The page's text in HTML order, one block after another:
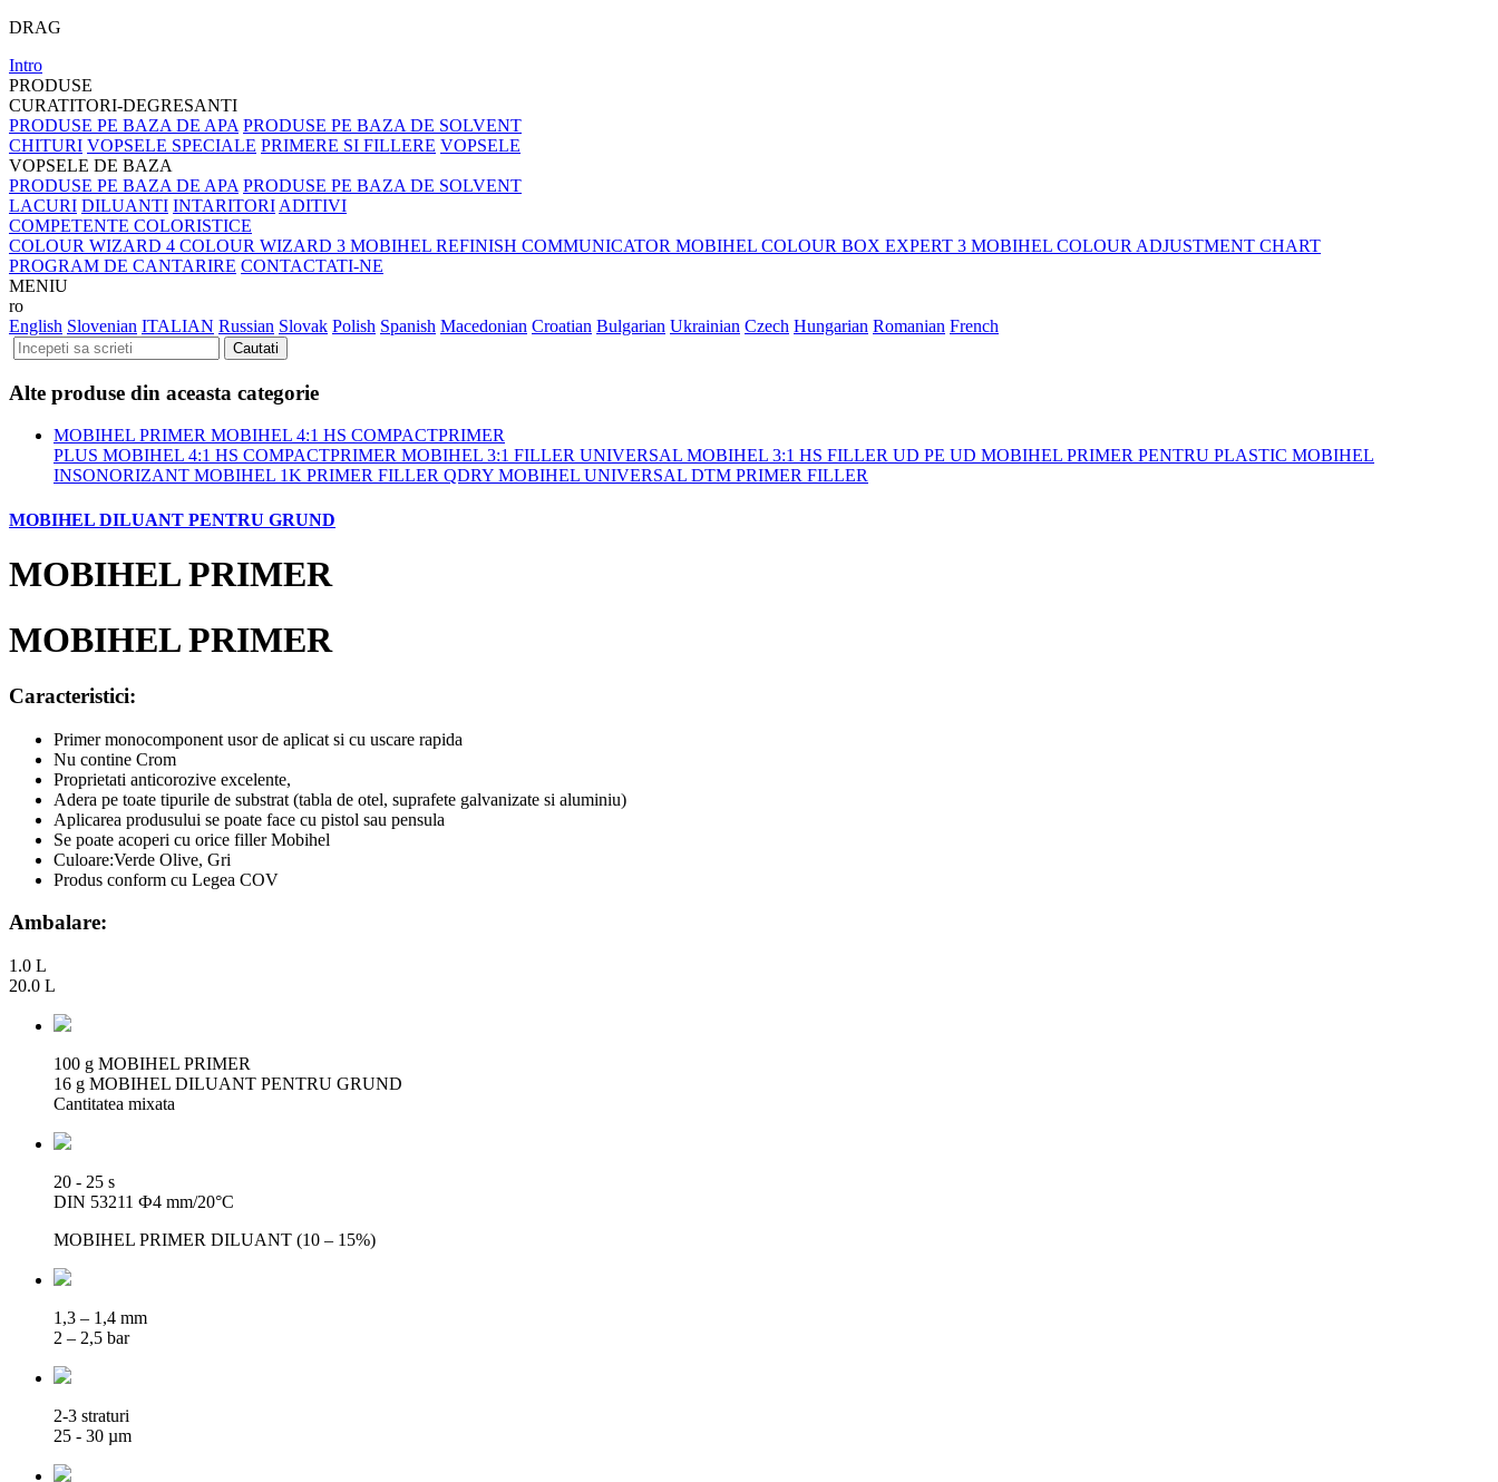
DRAG
Intro
PRODUSE
CURATITORI-DEGRESANTI
PRODUSE PE BAZA DE APA PRODUSE PE BAZA DE SOLVENT
CHITURI VOPSELE SPECIALE PRIMERE SI FILLERE VOPSELE
VOPSELE DE BAZA
PRODUSE PE BAZA DE APA PRODUSE PE BAZA DE SOLVENT
LACURI DILUANTI INTARITORI ADITIVI
COMPETENTE COLORISTICE
COLOUR WIZARD 4 COLOUR WIZARD 3 MOBIHEL REFINISH COMMUNICATOR MOBIHEL COLOUR BOX EXPERT 3 MOBIHEL COLOUR ADJUSTMENT CHART
PROGRAM DE CANTARIRE CONTACTATI-NE
MENIU
ro
English Slovenian ITALIAN Russian Slovak Polish Spanish Macedonian Croatian Bulgarian Ukrainian Czech Hungarian Romanian French
Alte produse din aceasta categorie
MOBIHEL PRIMER MOBIHEL 4:1 HS COMPACTPRIMER
PLUS MOBIHEL 4:1 HS COMPACTPRIMER MOBIHEL 3:1 FILLER UNIVERSAL MOBIHEL 3:1 HS FILLER UD PE UD MOBIHEL PRIMER PENTRU PLASTIC MOBIHEL
INSONORIZANT MOBIHEL 1K PRIMER FILLER QDRY MOBIHEL UNIVERSAL DTM PRIMER FILLER
MOBIHEL DILUANT PENTRU GRUND
MOBIHEL PRIMER
MOBIHEL PRIMER
Caracteristici:
Primer monocomponent usor de aplicat si cu uscare rapida
Nu contine Crom
Proprietati anticorozive excelente,
Adera pe toate tipurile de substrat (tabla de otel, suprafete galvanizate si aluminiu)
Aplicarea produsului se poate face cu pistol sau pensula
Se poate acoperi cu orice filler Mobihel
Culoare:Verde Olive, Gri
Produs conform cu Legea COV
Ambalare:
1.0 L
20.0 L
100 g MOBIHEL PRIMER
16 g MOBIHEL DILUANT PENTRU GRUND
Cantitatea mixata
20 - 25 s
DIN 53211 Ф4 mm/20°C
MOBIHEL PRIMER DILUANT (10 – 15%)
1,3 – 1,4 mm
2 – 2,5 bar
2-3 straturi
25 - 30 µm